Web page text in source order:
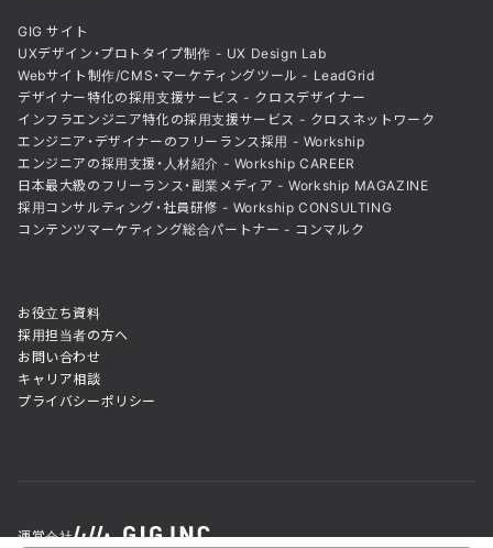
GIG サイト
UXデザイン・プロトタイプ制作 - UX Design Lab
Webサイト制作/CMS・マーケティングツール - LeadGrid
デザイナー特化の採用支援サービス - クロスデザイナー
インフラエンジニア特化の採用支援サービス - クロスネットワーク
エンジニア・デザイナーのフリーランス採用 - Workship
エンジニアの採用支援・人材紹介 - Workship CAREER
日本最大級のフリーランス・副業メディア - Workship MAGAZINE
採用コンサルティング・社員研修 - Workship CONSULTING
コンテンツマーケティング総合パートナー - コンマルク
お役立ち資料
採用担当者の方へ
お問い合わせ
キャリア相談
プライバシーポリシー
運営会社